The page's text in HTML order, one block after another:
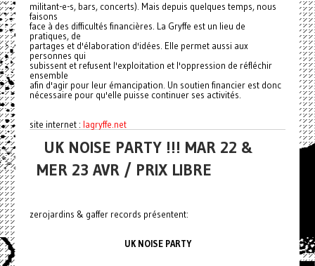
militant-e-s, bars, concerts). Mais depuis quelques temps, nous
faisons
face à des difficultés financières. La Gryffe est un lieu de
pratiques, de
partages et d'élaboration d'idées. Elle permet aussi aux
personnes qui
subissent et refusent l'exploitation et l'oppression de réfléchir
ensemble
afin d'agir pour leur émancipation. Un soutien financier est donc
nécessaire pour qu'elle puisse continuer ses activités.
site internet : lagryffe.net
UK NOISE PARTY !!! MAR 22 &
MER 23 AVR / PRIX LIBRE
zerojardins & gaffer records présentent:
UK NOISE PARTY